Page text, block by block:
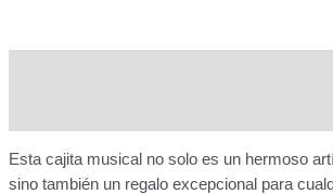
Esta cajita musical no solo es un hermoso
sino también un regalo excepcional para